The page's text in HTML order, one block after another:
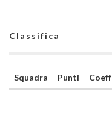
Classifica
Squadra Punti Coeff